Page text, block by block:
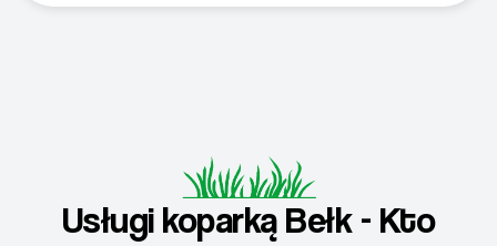
Usługi koparką Bełk - Kto